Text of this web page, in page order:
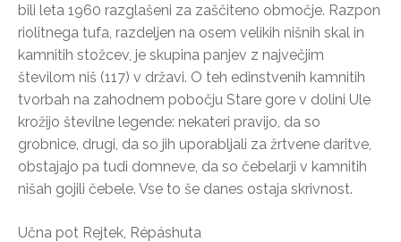
bili leta 1960 razglašeni za zaščiteno območje. Razpon
riolitnega tufa, razdeljen na osem velikih nišnih skal in
kamnitih stožcev, je skupina panjev z največjim
številom niš (117) v državi. O teh edinstvenih kamnitih
tvorbah na zahodnem pobočju Stare gore v dolini Ule
krožijo številne legende: nekateri pravijo, da so
grobnice, drugi, da so jih uporabljali za žrtvene daritve,
obstajajo pa tudi domneve, da so čebelarji v kamnitih
nišah gojili čebele. Vse to še danes ostaja skrivnost.
Učna pot Rejtek, Répáshuta